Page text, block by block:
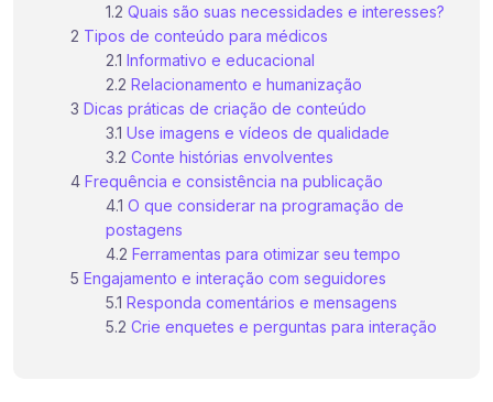
Quais são suas necessidades e interesses?
Tipos de conteúdo para médicos
Informativo e educacional
Relacionamento e humanização
Dicas práticas de criação de conteúdo
Use imagens e vídeos de qualidade
Conte histórias envolventes
Frequência e consistência na publicação
O que considerar na programação de
postagens
Ferramentas para otimizar seu tempo
Engajamento e interação com seguidores
Responda comentários e mensagens
Crie enquetes e perguntas para interação